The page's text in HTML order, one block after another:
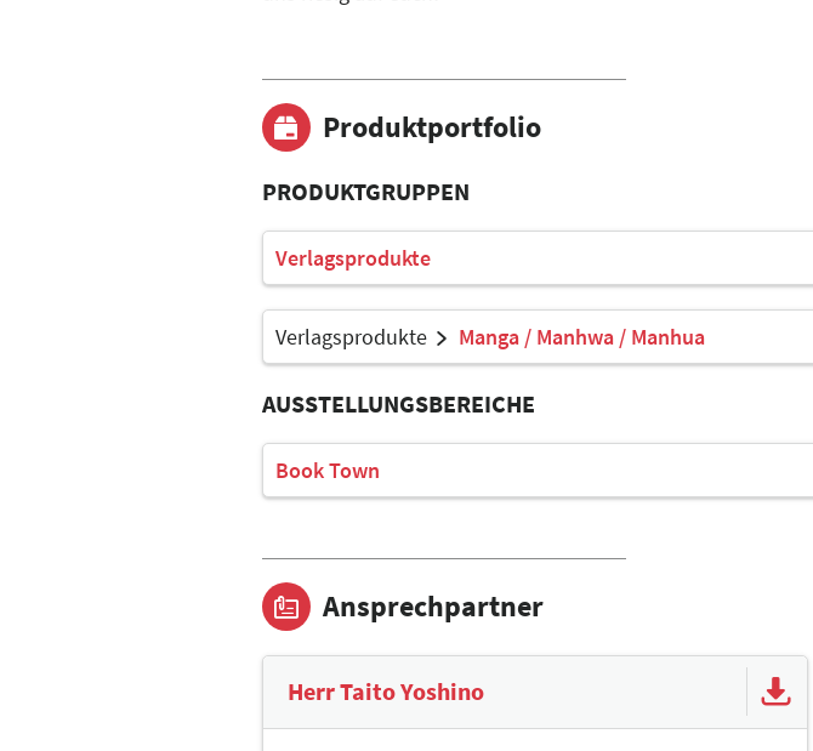
Produktportfolio
PRODUKTGRUPPEN
Verlagsprodukte
Verlagsprodukte Manga / Manhwa / Manhua
AUSSTELLUNGSBEREICHE
Book Town
Ansprechpartner
Herr Taito Yoshino